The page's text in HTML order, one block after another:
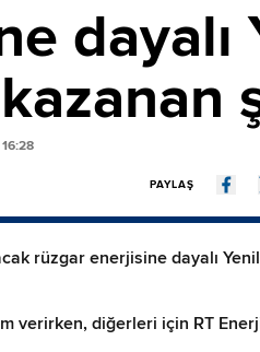
dayalı
PAYLAŞ
rüzgar enerjisine dayalı
verirken, diğerleri için RT